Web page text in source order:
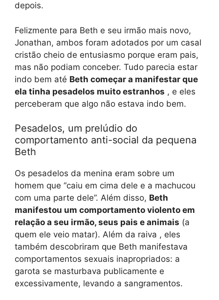
depois.
Felizmente para Beth e seu irmão mais novo,
Jonathan, ambos foram adotados por um casal
cristão cheio de entusiasmo porque eram pais,
mas não podiam conceber. Tudo parecia estar
indo bem até Beth começar a manifestar que
ela tinha pesadelos muito estranhos , e eles
perceberam que algo não estava indo bem.
Pesadelos, um prelúdio do
comportamento anti-social da pequena
Beth
Os pesadelos da menina eram sobre um
homem que “caiu em cima dele e a machucou
com uma parte dele”. Além disso, Beth
manifestou um comportamento violento em
relação a seu irmão, seus pais e animais (a
quem ele veio matar). Além da raiva , eles
também descobriram que Beth manifestava
comportamentos sexuais inapropriados: a
garota se masturbava publicamente e
excessivamente, levando a sangramentos.